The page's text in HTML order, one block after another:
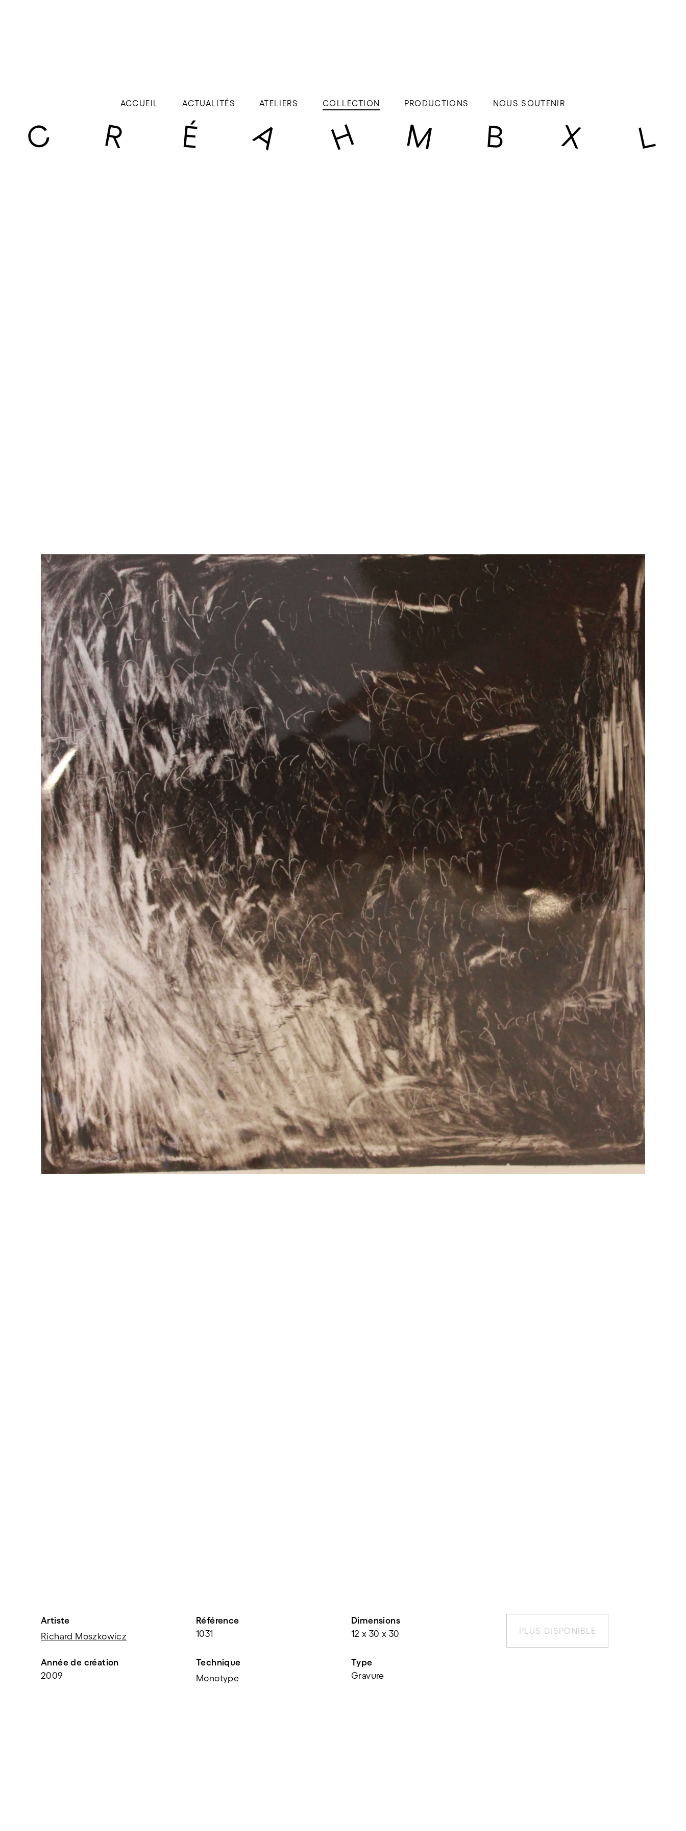
ACCUEIL ACTUALITÉS ATELIERS COLLECTION PRODUCTIONS NOUS SOUTENIR
Artiste
Richard Moszkowicz
Référence
1031
Dimensions
12 x 30 x 30
Année de création
2009
Technique
Monotype
Type
Gravure
PLUS DISPONIBLE